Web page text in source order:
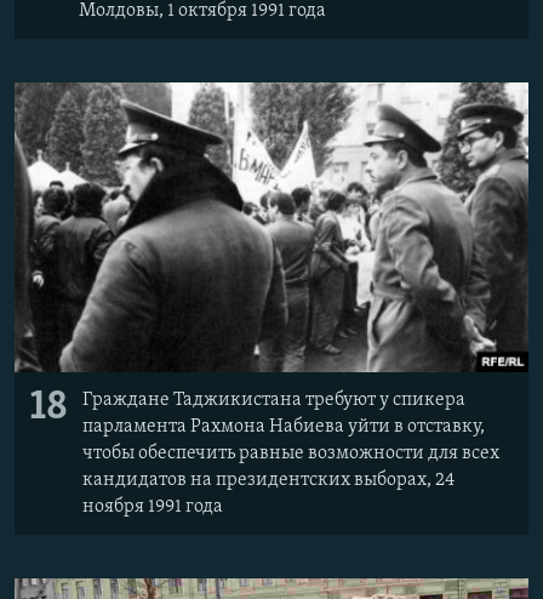
Молдовы, 1 октября 1991 года
18
Граждане Таджикистана требуют у спикера
парламента Рахмона Набиева уйти в отставку,
чтобы обеспечить равные возможности для всех
кандидатов на президентских выборах, 24
ноября 1991 года